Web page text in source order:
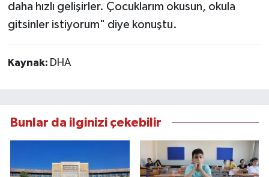
daha hızlı gelişirler. Çocuklarım okusun, okula
gitsinler istiyorum" diye konuştu.
Kaynak: DHA
Bunlar da ilginizi çekebilir